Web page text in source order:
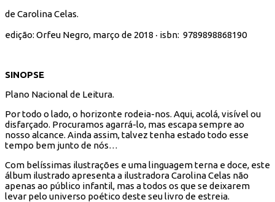
de Carolina Celas.
edição: Orfeu Negro, março de 2018 ‧ isbn: 9789898868190
SINOPSE
Plano Nacional de Leitura.
Por todo o lado, o horizonte rodeia-nos. Aqui, acolá, visível ou
disfarçado. Procuramos agarrá-lo, mas escapa sempre ao
nosso alcance. Ainda assim, talvez tenha estado todo esse
tempo bem junto de nós…
Com belíssimas ilustrações e uma linguagem terna e doce, este
álbum ilustrado apresenta a ilustradora Carolina Celas não
apenas ao público infantil, mas a todos os que se deixarem
levar pelo universo poético deste seu livro de estreia.